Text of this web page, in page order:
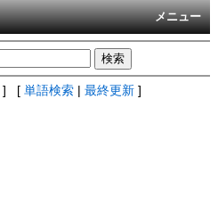
メニュー
] [ 単語検索 最終更新 ]